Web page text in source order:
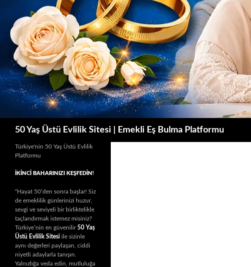
50 Yaş Üstü Evlilik Sitesi | Emekli Eş Bulma Platformu
Türkiye'nin 50 Yaş Üstü Evlilik
Platformu
İKINCI BAHARINIZI KEŞFEDIN!
“Hayat 50’den sonra başlar! Siz
de emeklilik günlerinizi huzur,
sevgi ve seviyeli bir birliktelikle
taçlandırmak istemez misiniz?
Türkiye’nin en güvenilir50 Yaş
Üstü Evlilik Sitesi ile sizinle
aynı değerleri paylaşan, ciddi
niyetli adaylarla tanışın.
Yalnızlığa veda edin, mutluluğa